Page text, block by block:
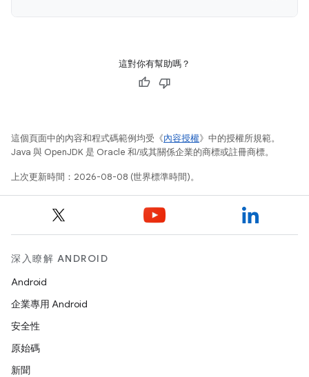
這對你有幫助嗎？
這個頁面中的內容和程式碼範例均受《內容授權》中的授權所規範。
Java 與 OpenJDK 是 Oracle 和/或其關係企業的商標或註冊商標。
上次更新時間：2026-08-08 (世界標準時間)。
深入瞭解 ANDROID
Android
企業專用 Android
安全性
原始碼
新聞